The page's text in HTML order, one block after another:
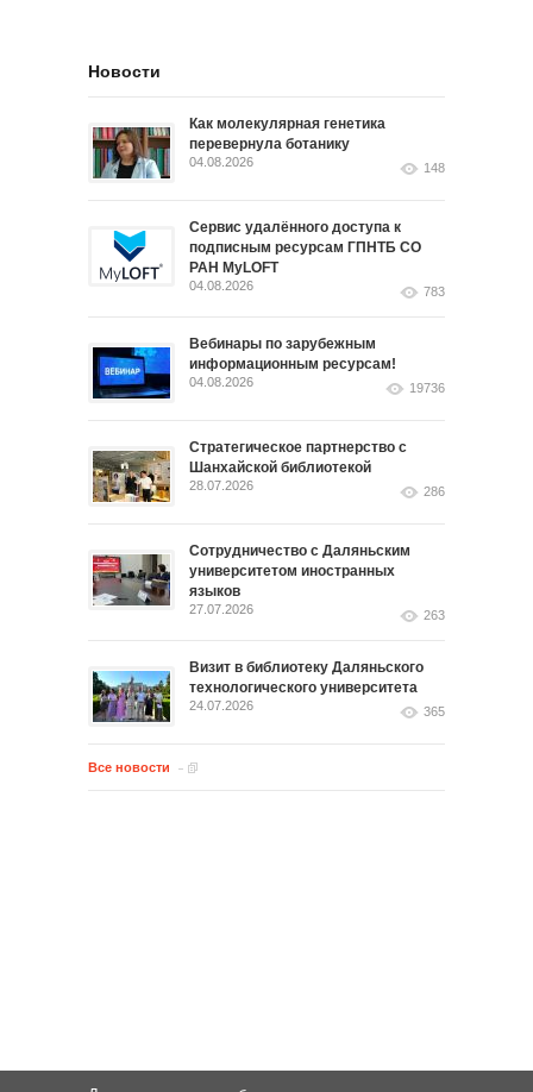
Новости
Как молекулярная генетика
перевернула ботанику
04.08.2026 148
Сервис удалённого доступа к
подписным ресурсам ГПНТБ СО
РАН MyLOFT
04.08.2026 783
Вебинары по зарубежным
информационным ресурсам!
04.08.2026 19736
Стратегическое партнерство с
Шанхайской библиотекой
28.07.2026 286
Сотрудничество с Даляньским
университетом иностранных
языков
27.07.2026 263
Визит в библиотеку Даляньского
технологического университета
24.07.2026 365
Все новости